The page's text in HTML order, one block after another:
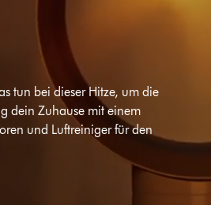
tun bei dieser Hitze, um die
dein Zuhause mit einem
und Luftreiniger für den